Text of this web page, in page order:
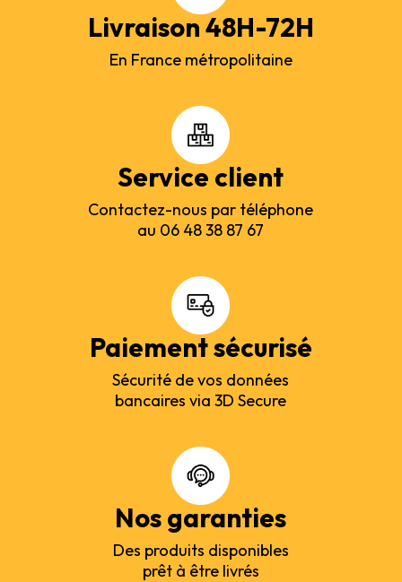
Livraison 48H-72H
En France métropolitaine
Service client
Contactez-nous par téléphone
au 06 48 38 87 67
Paiement sécurisé
Sécurité de vos données
bancaires via 3D Secure
Nos garanties
Des produits disponibles
prêt à être livrés